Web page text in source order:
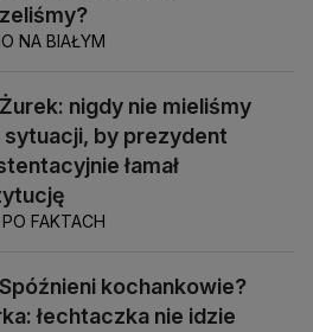
NA BIAŁYM
Żurek: nigdy nie mieliśmy
sytuacji, by prezydent
łamał
FAKTACH
Spóźnieni kochankowie?
łechtaczka nie idzie